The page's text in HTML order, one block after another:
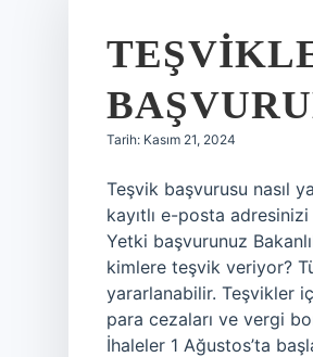
Tarih: Kasım 21, 2024
Teşvik başvurusu nasıl
kayıtlı e-posta
Yetki başvurunuz
kimlere teşvik veriyor?
yararlanabilir. Teşvikler
para cezaları ve vergi
İhaleler 1 Ağustos’ta